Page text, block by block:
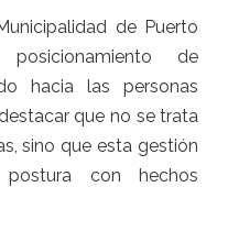
de Puerto
de
hacia las personas
que no se trata
sino que esta gestión
con hechos